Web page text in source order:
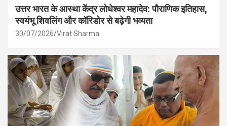
उत्तर भारत के आस्था केंद्र लोधेश्वर महादेव: पौराणिक इतिहास,
स्वयंभू शिवलिंग और कॉरिडोर से बढ़ेगी भव्यता
30/07/2026 Virat Sharma